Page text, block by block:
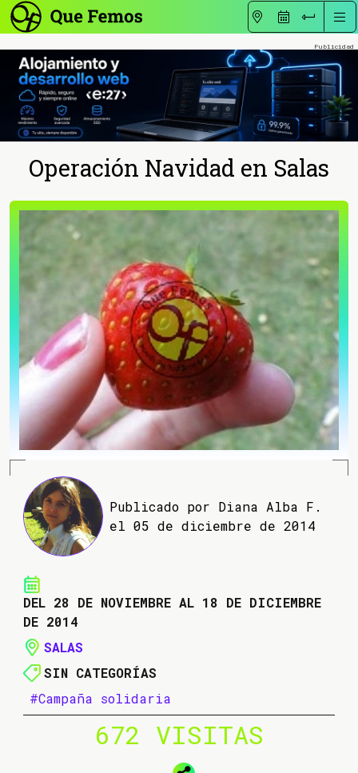
Operación Navidad en Salas
Publicado por Diana Alba F.
el 05 de diciembre de 2014
DEL 28 DE NOVIEMBRE AL 18 DE DICIEMBRE
DE 2014
SALAS
SIN CATEGORÍAS
#Campaña solidaria
672 VISITAS